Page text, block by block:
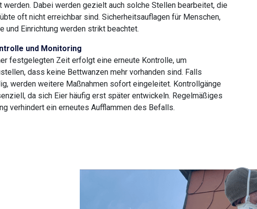
werden. Dabei werden gezielt auch solche Stellen bearbeitet, die
oft nicht erreichbar sind. Sicherheitsauflagen für Menschen,
und Einrichtung werden strikt beachtet.
und Monitoring
festgelegten Zeit erfolgt eine erneute Kontrolle, um
dass keine Bettwanzen mehr vorhanden sind. Falls
werden weitere Maßnahmen sofort eingeleitet. Kontrollgänge
da sich Eier häufig erst später entwickeln. Regelmäßiges
verhindert ein erneutes Aufflammen des Befalls.